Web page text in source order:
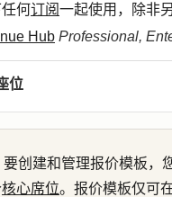
何订阅一起使用，除非
Hub Professional,
位
要创建和管理报价模板，
核心席位。报价模板仅可